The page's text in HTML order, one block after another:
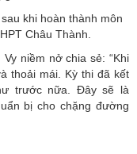
khi hoàn thành môn
Châu Thành.
niềm nở chia sẻ: “Khi
thoải mái. Kỳ thi đã kết
trước nữa. Đây sẽ là
bị cho chặng đường